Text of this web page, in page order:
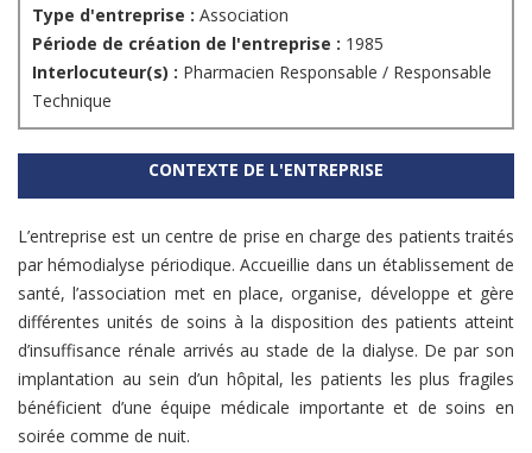
Type d'entreprise : Association
Période de création de l'entreprise : 1985
Interlocuteur(s) : Pharmacien Responsable / Responsable
Technique
CONTEXTE DE L'ENTREPRISE
L’entreprise est un centre de prise en charge des patients traités
par hémodialyse périodique. Accueillie dans un établissement de
santé, l’association met en place, organise, développe et gère
différentes unités de soins à la disposition des patients atteint
d’insuffisance rénale arrivés au stade de la dialyse. De par son
implantation au sein d’un hôpital, les patients les plus fragiles
bénéficient d’une équipe médicale importante et de soins en
soirée comme de nuit.